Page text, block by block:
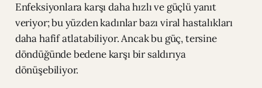
Enfeksiyonlara karşı daha hızlı ve güçlü yanıt
veriyor; bu yüzden kadınlar bazı viral hastalıkları
daha hafif atlatabiliyor. Ancak bu güç, tersine
döndüğünde bedene karşı bir saldırıya
dönüşebiliyor.